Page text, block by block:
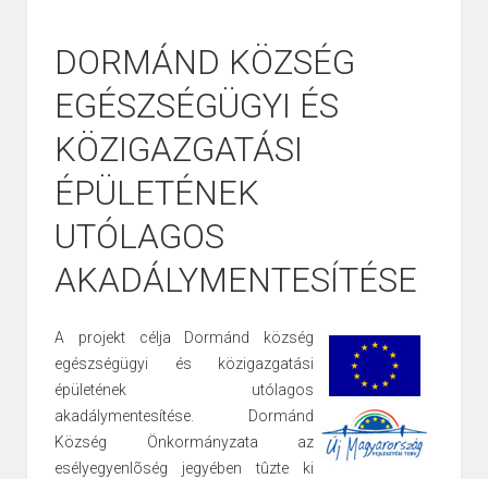
DORMÁND KÖZSÉG
EGÉSZSÉGÜGYI ÉS
KÖZIGAZGATÁSI
ÉPÜLETÉNEK
UTÓLAGOS
AKADÁLYMENTESÍTÉSE
A projekt célja Dormánd község
egészségügyi és közigazgatási
épületének utólagos
akadálymentesítése. Dormánd
Község Önkormányzata az
esélyegyenlõség jegyében tûzte ki